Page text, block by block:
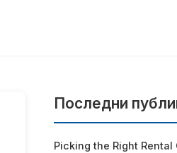
Последни
Picking the Right Rental